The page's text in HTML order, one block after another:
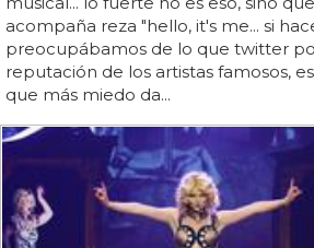
acompaña reza "hello, it's me... si
preocupábamos de lo que twitter
reputación de los artistas famosos,
que más miedo da...